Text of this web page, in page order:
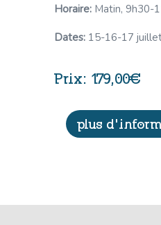
Horaire: Matin, 9h30-
Dates: 15-16-17
179,00€
plus